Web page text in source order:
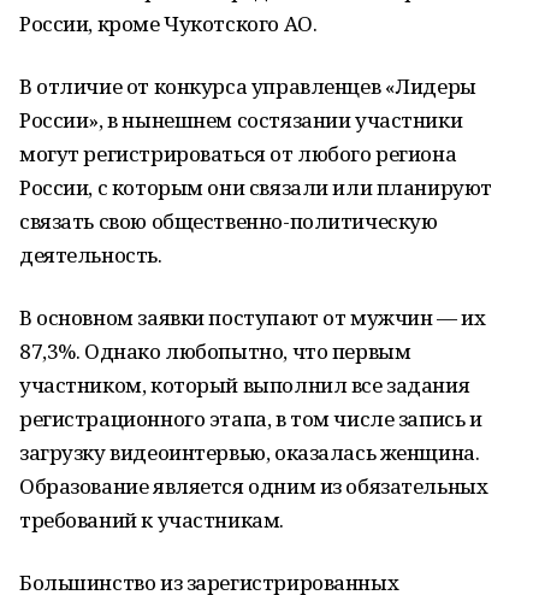
России, кроме Чукотского АО.
В отличие от конкурса управленцев «Лидеры
России», в нынешнем состязании участники
могут регистрироваться от любого региона
России, с которым они связали или планируют
связать свою общественно-политическую
деятельность.
В основном заявки поступают от мужчин — их
87,3%. Однако любопытно, что первым
участником, который выполнил все задания
регистрационного этапа, в том числе запись и
загрузку видеоинтервью, оказалась женщина.
Образование является одним из обязательных
требований к участникам.
Большинство из зарегистрированных